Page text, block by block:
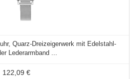
Quarz-Dreizeigerwerk mit Edelstahl-
Lederarmband ...
122,09 €